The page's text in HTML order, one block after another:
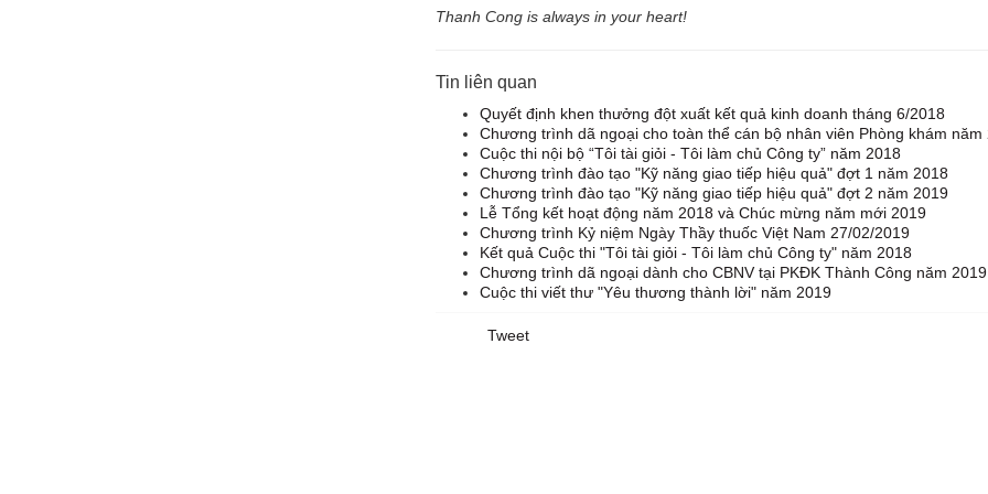
Thanh Cong is always in your heart!
Tin liên quan
Quyết định khen thưởng đột xuất kết quả kinh doanh tháng 6/2018
Chương trình dã ngoại cho toàn thể cán bộ nhân viên Phòng khám năm
Cuộc thi nội bộ “Tôi tài giỏi - Tôi làm chủ Công ty” năm 2018
Chương trình đào tạo "Kỹ năng giao tiếp hiệu quả" đợt 1 năm 2018
Chương trình đào tạo "Kỹ năng giao tiếp hiệu quả" đợt 2 năm 2019
Lễ Tổng kết hoạt động năm 2018 và Chúc mừng năm mới 2019
Chương trình Kỷ niệm Ngày Thầy thuốc Việt Nam 27/02/2019
Kết quả Cuộc thi "Tôi tài giỏi - Tôi làm chủ Công ty" năm 2018
Chương trình dã ngoại dành cho CBNV tại PKĐK Thành Công năm 2019
Cuộc thi viết thư "Yêu thương thành lời" năm 2019
Tweet